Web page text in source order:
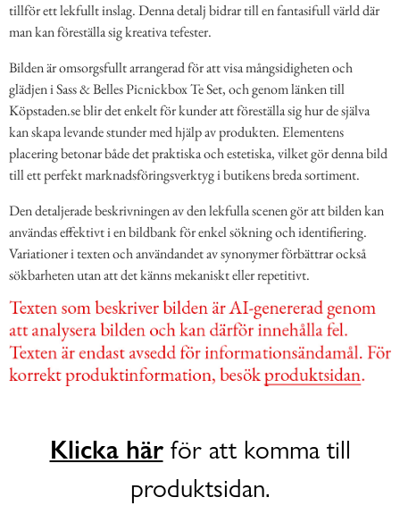
tillför ett lekfullt inslag. Denna detalj bidrar till en fantasifull värld där
man kan föreställa sig kreativa tefester.
Bilden är omsorgsfullt arrangerad för att visa mångsidigheten och
glädjen i Sass & Belles Picnickbox Te Set, och genom länken till
Köpstaden.se blir det enkelt för kunder att föreställa sig hur de själva
kan skapa levande stunder med hjälp av produkten. Elementens
placering betonar både det praktiska och estetiska, vilket gör denna bild
till ett perfekt marknadsföringsverktyg i butikens breda sortiment.
Den detaljerade beskrivningen av den lekfulla scenen gör att bilden kan
användas effektivt i en bildbank för enkel sökning och identifiering.
Variationer i texten och användandet av synonymer förbättrar också
sökbarheten utan att det känns mekaniskt eller repetitivt.
Klicka härför att komma till
produktsidan.